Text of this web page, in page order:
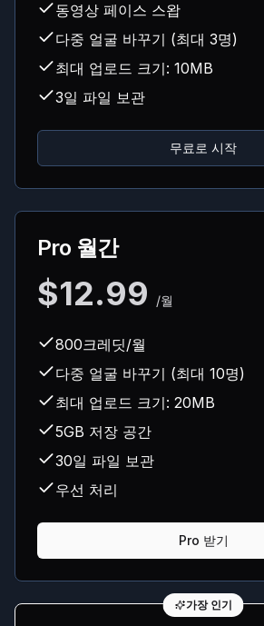
동영상 페이스 스왑
다중 얼굴 바꾸기 (최대 3명)
최대 업로드 크기: 10MB
3일 파일 보관
무료로 시작
Pro 월간
$12.99 /월
800크레딧/월
다중 얼굴 바꾸기 (최대 10명)
최대 업로드 크기: 20MB
5GB 저장 공간
30일 파일 보관
우선 처리
Pro 받기
가장 인기